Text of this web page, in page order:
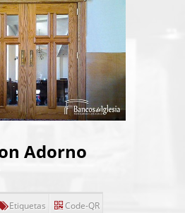
Adorno
Etiquetas Code-QR